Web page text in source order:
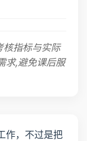
核指标与实际
求,避免课后服
作，不过是把